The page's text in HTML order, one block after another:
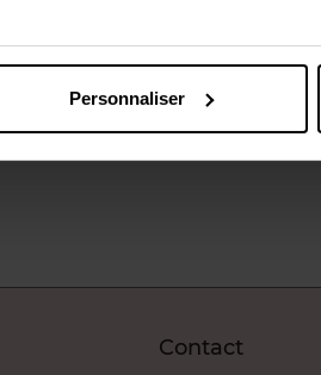
Personnaliser
Contact